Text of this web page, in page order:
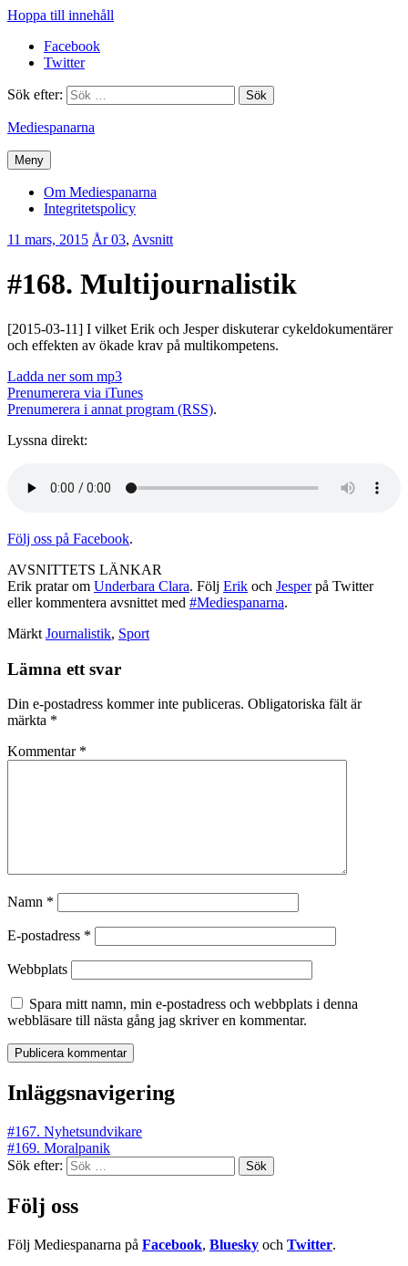
Hoppa till innehåll
Facebook
Twitter
Sök efter:
Mediespanarna
Meny
Om Mediespanarna
Integritetspolicy
11 mars, 2015 Erik
År 03, Avsnitt
#168. Multijournalistik
[2015-03-11] I vilket Erik och Jesper diskuterar cykeldokumentärer
och effekten av ökade krav på multikompetens.
Ladda ner som mp3
Prenumerera via iTunes
Prenumerera i annat program (RSS).
Lyssna direkt:
Följ oss på Facebook.
AVSNITTETS LÄNKAR
Erik pratar om Underbara Clara. Följ Erik och Jesperpå Twitter
eller kommentera avsnittet med #Mediespanarna.
Märkt Journalistik, Sport
Lämna ett svar
Din e-postadress kommer inte publiceras. Obligatoriska fält är
märkta *
Kommentar *
Namn *
E-postadress *
Webbplats
Spara mitt namn, min e-postadress och webbplats i denna
webbläsare till nästa gång jag skriver en kommentar.
Inläggsnavigering
#167. Nyhetsundvikare
#169. Moralpanik
Sök efter:
Följ oss
Följ Mediespanarna på Facebook, Bluesky och Twitter.